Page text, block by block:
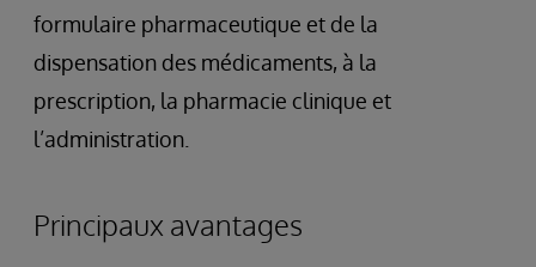
formulaire pharmaceutique et de la
dispensation des médicaments, à la
prescription, la pharmacie clinique et
l’administration.
Principaux avantages